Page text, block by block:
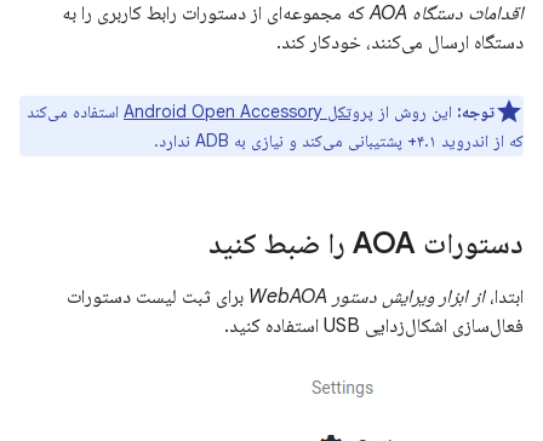
اقدامات دستگاه AOA
که مجموعه‌ای از دستورات رابط کاربری را به
دستگاه ارسال می‌کنند، خودکار کند.
توجه: این روش از پروتکل Android Open Accessory
استفاده می‌کند
که از اندروید ۴.۱+ پشتیبانی می‌کند و نیازی به ADB ندارد.
دستورات AOA را ضبط کنید
ابتدا،از ابزار ویرایش دستور WebAOA
برای ثبت لیست دستورات
فعال‌سازی اشکال‌زدایی USB استفاده کنید.